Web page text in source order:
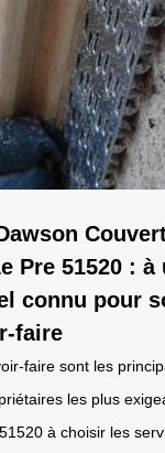
Pre 51520 : à
connu pour
faire
faire sont les
les plus
à choisir les